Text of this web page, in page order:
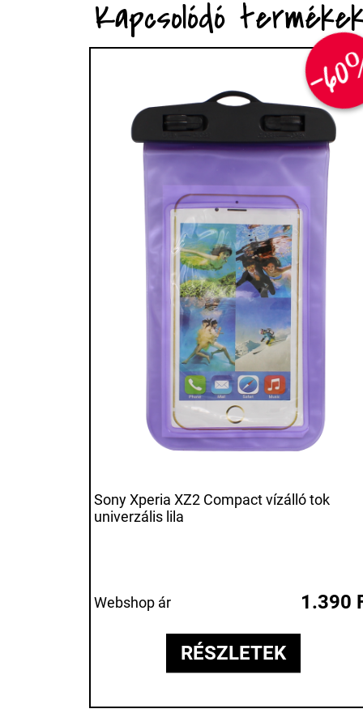
Kapcsolódó
-
Sony Xperia XZ2 Compact vízálló tok
univerzális lila
Webshop ár 1.390
RÉSZLETEK